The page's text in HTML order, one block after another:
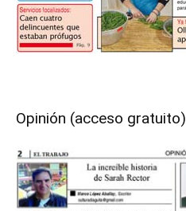
Opinión (acceso gratuito)